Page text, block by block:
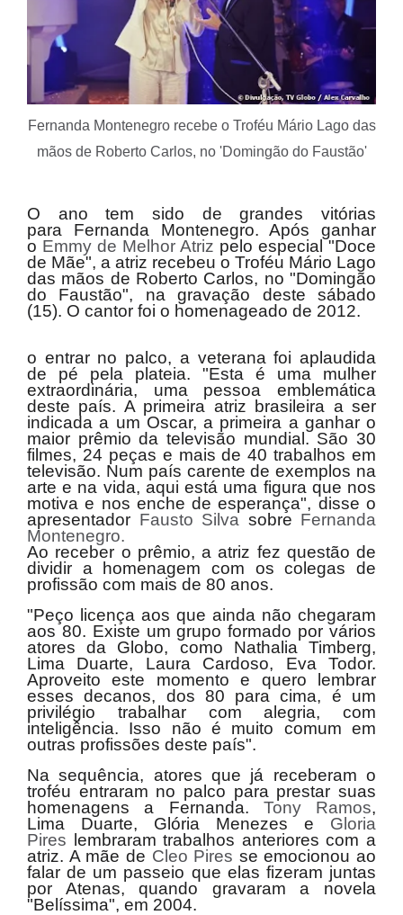
Fernanda Montenegro recebe o Troféu Mário Lago das
mãos de Roberto Carlos, no 'Domingão do Faustão'
O ano tem sido de grandes vitórias
para Fernanda Montenegro. Após ganhar
o Emmy de Melhor Atriz pelo especial "Doce
de Mãe", a atriz recebeu o Troféu Mário Lago
das mãos de Roberto Carlos, no "Domingão
do Faustão", na gravação deste sábado
(15). O cantor foi o homenageado de 2012.
o entrar no palco, a veterana foi aplaudida
de pé pela plateia. "Esta é uma mulher
extraordinária, uma pessoa emblemática
deste país. A primeira atriz brasileira a ser
indicada a um Oscar, a primeira a ganhar o
maior prêmio da televisão mundial. São 30
filmes, 24 peças e mais de 40 trabalhos em
televisão. Num país carente de exemplos na
arte e na vida, aqui está uma figura que nos
motiva e nos enche de esperança", disse o
apresentador Fausto Silva sobre Fernanda
Montenegro.
Ao receber o prêmio, a atriz fez questão de
dividir a homenagem com os colegas de
profissão com mais de 80 anos.
"Peço licença aos que ainda não chegaram
aos 80. Existe um grupo formado por vários
atores da Globo, como Nathalia Timberg,
Lima Duarte, Laura Cardoso, Eva Todor.
Aproveito este momento e quero lembrar
esses decanos, dos 80 para cima, é um
privilégio trabalhar com alegria, com
inteligência. Isso não é muito comum em
outras profissões deste país".
Na sequência, atores que já receberam o
troféu entraram no palco para prestar suas
homenagens a Fernanda. Tony Ramos,
Lima Duarte, Glória Menezes e Gloria
Pires lembraram trabalhos anteriores com a
atriz. A mãe de Cleo Pires se emocionou ao
falar de um passeio que elas fizeram juntas
por Atenas, quando gravaram a novela
"Belíssima", em 2004.